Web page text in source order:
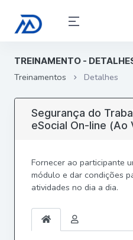
TREINAMENTO -
Treinamentos Detalhes
Segurança do
eSocial On-line
Fornecer ao participante
módulo e dar condições
atividades no dia a dia.